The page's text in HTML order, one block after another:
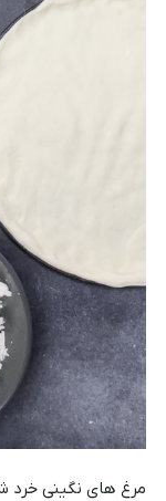
مرغ های نگینی خرد